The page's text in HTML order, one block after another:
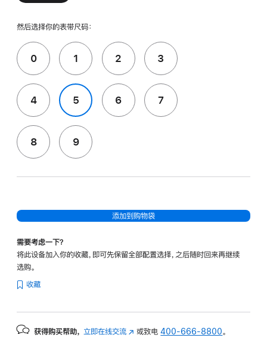
然后选择你的表带尺码：
0 1 2 3
4 5 6 7
8 9
添加到购物袋
需要考虑一下？
将此设备加入你的收藏，即可先保留全部配置选择，之后随时回来再继续
选购。
收藏
获得购买帮助， 立即在线交流 (在 或致电400-666-8800 。